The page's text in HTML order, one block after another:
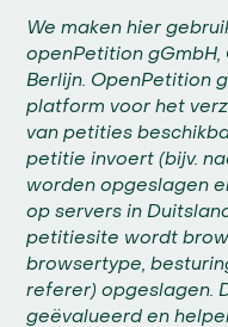
We maken hier
openPetition gGmbH,
Berlijn. OpenPetition
platform voor het
van petities
petitie invoert (bijv.
worden opgeslagen
op servers in
petitiesite wordt
browsertype,
referer) opgeslagen.
geëvalueerd en